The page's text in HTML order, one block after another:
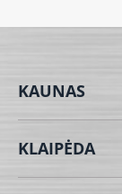
KAUNAS
KLAIPĖDA